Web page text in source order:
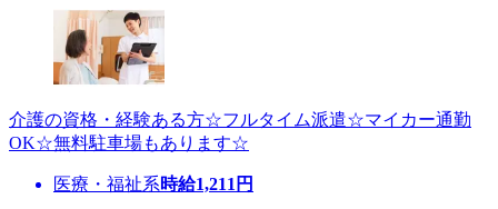
介護の資格・経験ある方☆フルタイム派遣☆マイカー通勤
OK☆無料駐車場もあります☆
医療・福祉系時給1,211 円